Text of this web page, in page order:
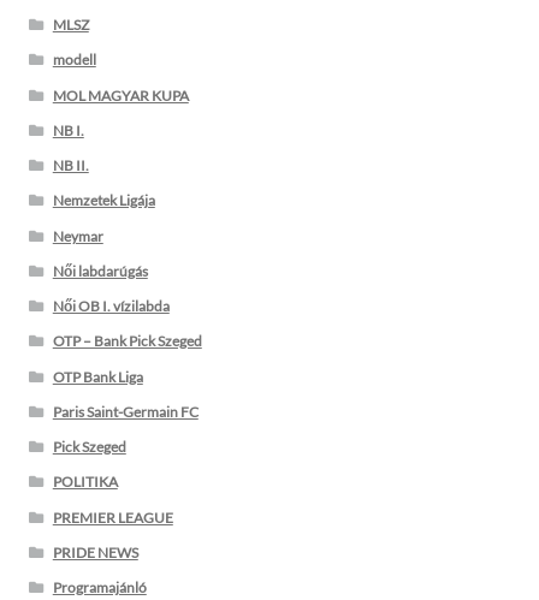
MLSZ
modell
MOL MAGYAR KUPA
NB I.
NB II.
Nemzetek Ligája
Neymar
Női labdarúgás
Női OB I. vízilabda
OTP – Bank Pick Szeged
OTP Bank Liga
Paris Saint-Germain FC
Pick Szeged
POLITIKA
PREMIER LEAGUE
PRIDE NEWS
Programajánló